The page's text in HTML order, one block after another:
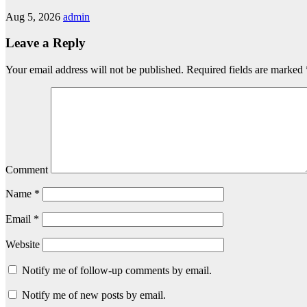
Aug 5, 2026 admin
Leave a Reply
Your email address will not be published. Required fields are marked
Comment
Name *
Email *
Website
Notify me of follow-up comments by email.
Notify me of new posts by email.